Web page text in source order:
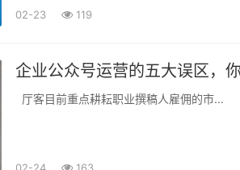
02-23 119
企业公众号运营的五大误区，
厅客目前重点耕耘职业撰稿人雇佣的市...